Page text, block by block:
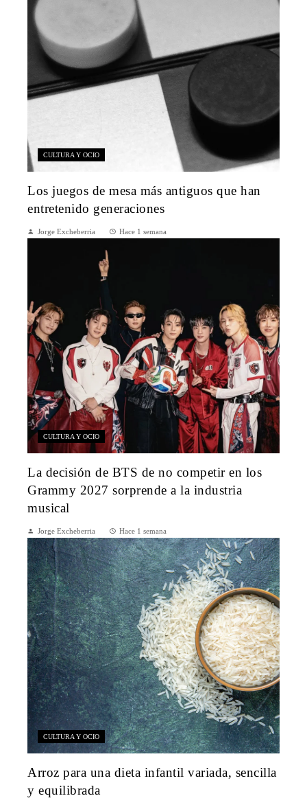
CULTURA Y OCIO
Los juegos de mesa más antiguos que han
entretenido generaciones
Jorge Excheberria Hace 1 semana
CULTURA Y OCIO
La decisión de BTS de no competir en los
Grammy 2027 sorprende a la industria
musical
Jorge Excheberria Hace 1 semana
CULTURA Y OCIO
Arroz para una dieta infantil variada, sencilla
y equilibrada